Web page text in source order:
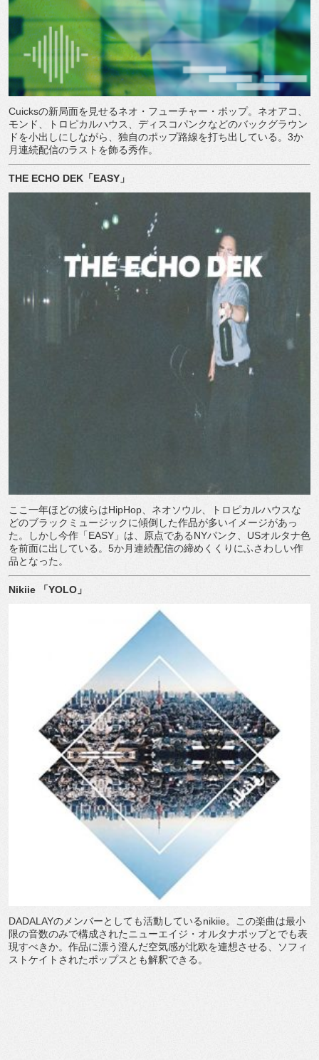
Cuicksの新局面を見せるネオ・フューチャー・ポップ。ネオアコ、
モンド、トロピカルハウス、ディスコパンクなどのバックグラウン
ドを小出しにしながら、独自のポップ路線を打ち出している。 3か
月連続配信のラストを飾る秀作。
THE ECHO DEK 「EASY 」
ここ一年ほどの彼らはHipHop 、ネオソウル、トロピカルハウスな
どのブラックミュージックに傾倒した作品が多いイメージがあっ
た。しかし今作「EASY 」は、原点であるNYパンク、 USオルタナ色
を前面に出している。 5か月連続配信の締めくくりにふさわしい作
品となった。
Nikiie 「YOLO 」
DADALAYのメンバーとしても活動しているnikiie。この楽曲は最小
限の音数のみで構成されたニューエイジ・オルタナポップとでも表
現すべきか。作品に漂う澄んだ空気感が北欧を連想させる、ソフィ
ストケイトされたポップスとも解釈できる。